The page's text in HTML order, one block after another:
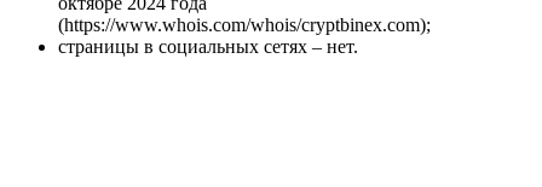
(https://www.whois.com/whois/cryptbinex.com);
страницы в социальных сетях – нет.